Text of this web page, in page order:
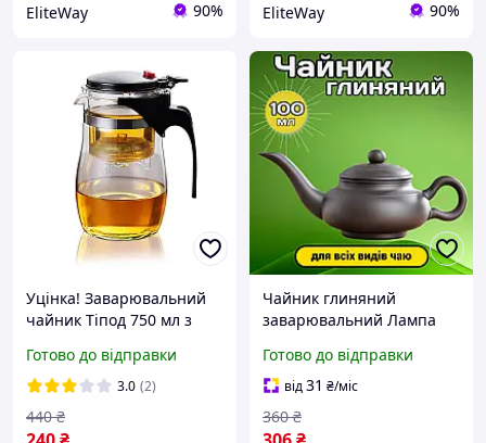
EliteWay 90% EliteWay 90%
Уцінка! Заварювальний
чайник Тіпод 750 мл з
із жароміцного скла,
чайник для заварювання
чаю з фільтром
Готово до відправки
3.0 (2)
440 ₴
Чайник глиняний
заварювальний Лампа
для чайної церемонії
Гунфу Ча Заварювальний
чайник з довгим носиком
Готово до відправки
від31 ₴/міс
360 ₴